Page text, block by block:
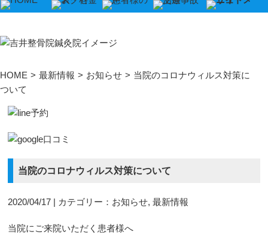
吉井式骨盤矯正
頭部・首・肩のお悩み
HOME > 最新情報 > お知らせ > 当院のコロナウィルス対策に
ついて
当院のコロナウィルス対策について
2020/04/17 | カテゴリー： お知らせ,最新情報
当院にご来院いただく患者様へ